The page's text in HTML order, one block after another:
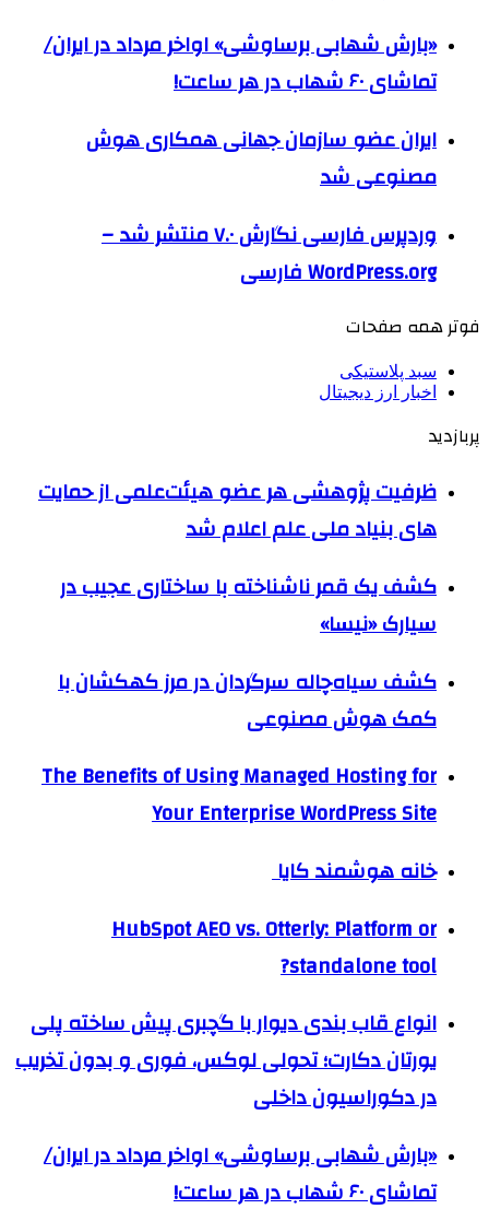
«بارش شهابی برساوشی» اواخر مرداد در ایران/
تماشای ۶۰ شهاب در هر ساعت!
ایران عضو سازمان جهانی همکاری هوش
مصنوعی شد
وردپرس فارسی نگارش ۷.۰ منتشر شد –
WordPress.org فارسی
فوتر همه صفحات
سبد پلاستیکی
اخبار ارز دیجیتال
پربازدید
ظرفیت پژوهشی هر عضو هیئت‌علمی از حمایت
های بنیاد ملی علم اعلام شد
کشف یک قمر ناشناخته با ساختاری عجیب در
سیارک «نیسا»
کشف سیاه‌چاله سرگردان در مرز کهکشان با
کمک هوش مصنوعی
The Benefits of Using Managed Hosting for
Your Enterprise WordPress Site
خانه هوشمند کایا
HubSpot AEO vs. Otterly: Platform or
standalone tool?
انواع قاب بندی دیوار با گچبری پیش ساخته پلی
یورتان دکارت؛ تحولی لوکس، فوری و بدون تخریب
در دکوراسیون داخلی
«بارش شهابی برساوشی» اواخر مرداد در ایران/
تماشای ۶۰ شهاب در هر ساعت!